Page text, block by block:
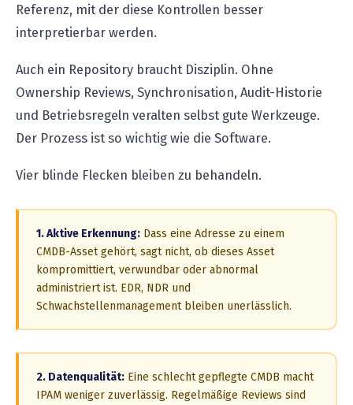
Referenz, mit der diese Kontrollen besser
interpretierbar werden.
Auch ein Repository braucht Disziplin. Ohne
Ownership Reviews, Synchronisation, Audit-Historie
und Betriebsregeln veralten selbst gute Werkzeuge.
Der Prozess ist so wichtig wie die Software.
Vier blinde Flecken bleiben zu behandeln.
1. Aktive Erkennung: Dass eine Adresse zu einem
CMDB-Asset gehört, sagt nicht, ob dieses Asset
kompromittiert, verwundbar oder abnormal
administriert ist. EDR, NDR und
Schwachstellenmanagement bleiben unerlässlich.
2. Datenqualität: Eine schlecht gepflegte CMDB macht
IPAM weniger zuverlässig. Regelmäßige Reviews sind